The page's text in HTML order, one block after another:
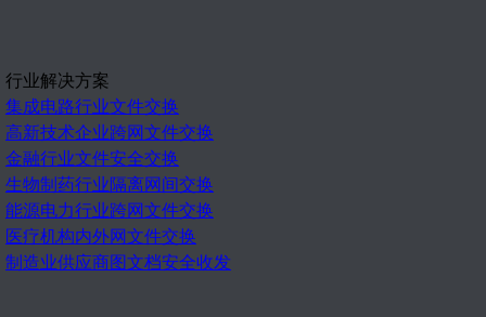
行业解决方案
集成电路行业文件交换
高新技术企业跨网文件交换
金融行业文件安全交换
生物制药行业隔离网间交换
能源电力行业跨网文件交换
医疗机构内外网文件交换
制造业供应商图文档安全收发